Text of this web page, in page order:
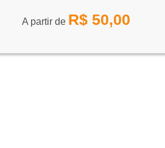
A partir de R$ 50,00